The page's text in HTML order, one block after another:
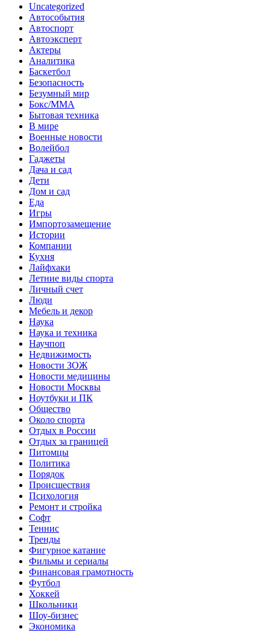
Uncategorized
Автособытия
Автоспорт
Автоэксперт
Актеры
Аналитика
Баскетбол
Безопасность
Безумный мир
Бокс/MMA
Бытовая техника
В мире
Военные новости
Волейбол
Гаджеты
Дача и сад
Дети
Дом и сад
Еда
Игры
Импортозамещение
Истории
Компании
Кухня
Лайфхаки
Летние виды спорта
Личный счет
Люди
Мебель и декор
Наука
Наука и техника
Научпоп
Недвижимость
Новости ЗОЖ
Новости медицины
Новости Москвы
Ноутбуки и ПК
Общество
Около спорта
Отдых в России
Отдых за границей
Питомцы
Политика
Порядок
Происшествия
Психология
Ремонт и стройка
Софт
Теннис
Тренды
Фигурное катание
Фильмы и сериалы
Финансовая грамотность
Футбол
Хоккей
Школьники
Шоу-бизнес
Экономика